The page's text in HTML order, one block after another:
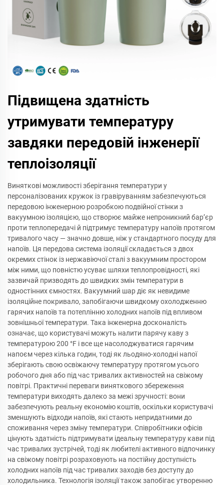
Підвищена здатність
утримувати температуру
завдяки передовій інженерії
теплоізоляції
Виняткові можливості зберігання температури у
персоналізованих кружок із гравіруванням забезпечуються
передовою інженерною розробкою подвійної стінки з
вакуумною ізоляцією, що створює майже непроникний бар’єр
проти теплопередачі й підтримує температуру напоїв протягом
тривалого часу — значно довше, ніж у стандартного посуду для
напоїв. Ця передова система ізоляції складається з двох
окремих стінок із нержавіючої сталі з вакуумним простором
між ними, що повністю усуває шляхи теплопровідності, які
зазвичай призводять до швидких змін температури в
одностінних ємностях. Вакуумний шар діє як невидиме
ізоляційне покривало, запобігаючи швидкому охолодженню
гарячих напоїв та потеплінню холодних напоїв під впливом
зовнішньої температури. Така інженерна досконалість
означає, що користувачі можуть налити парячу каву з
температурою 200 °F і все ще насолоджуватися гарячим
напоєм через кілька годин, тоді як льодяно-холодні напої
зберігають свою освіжаючу температуру протягом усього
робочого дня або під час тривалих активностей на свіжому
повітрі. Практичні переваги виняткового збереження
температури виходять далеко за межі зручності: вони
забезпечують реальну економію коштів, оскільки користувачі
зменшують відходи напоїв, які стають непридатними до
споживання через зміну температури. Співробітники офісів
цінують здатність підтримувати ідеальну температуру кави під
час тривалих зустрічей, тоді як любителі активного відпочинку
на свіжому повітрі розраховують на постійну доступність
холодних напоїв під час тривалих заходів без доступу до
холодильника. Технологія ізоляції також запобігає утворенню